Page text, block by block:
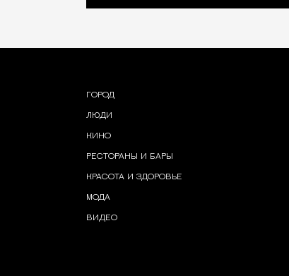
ГОРОД
ЛЮДИ
КИНО
РЕСТОРАНЫ И БАРЫ
КРАСОТА И ЗДОРОВЬЕ
МОДА
ВИДЕО